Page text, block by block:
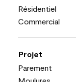
Résidentiel
Commercial
Projet
Parement
Moulures